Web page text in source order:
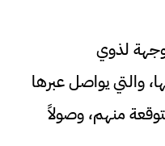
لذوي
والتي يواصل عبرها
منهم، وصولاً